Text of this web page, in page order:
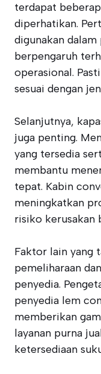
terdapat
diperhatikan.
digunakan
berpengaruh
operasional.
sesuai dengan
Selanjutnya,
juga penting.
yang tersedia
membantu
tepat. Kabin
meningkatkan
risiko kerusakan
Faktor lain yang
pemeliharaan
penyedia.
penyedia lem
memberikan
layanan purna
ketersediaan